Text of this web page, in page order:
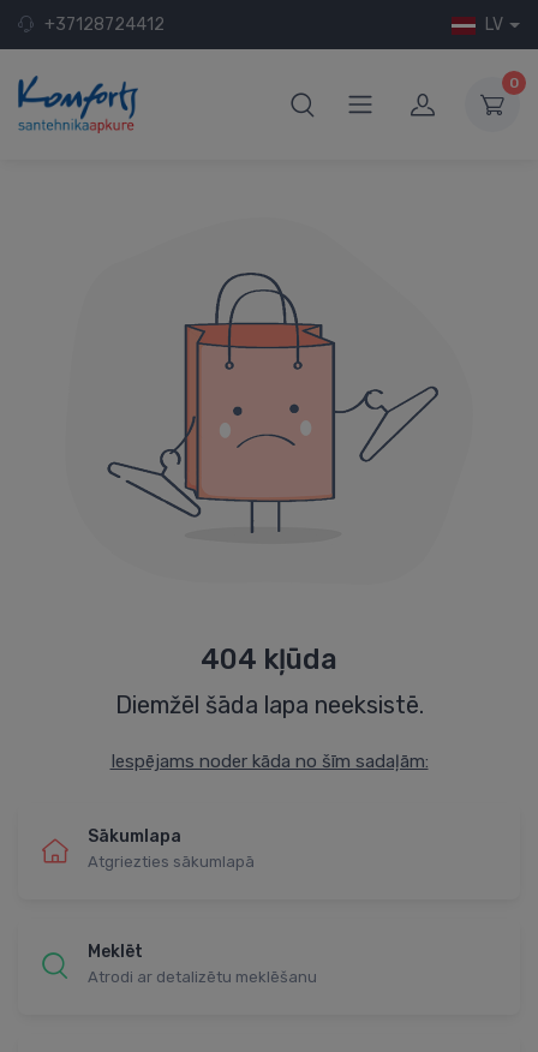
+37128724412 LV
0
404 kļūda
Diemžēl šāda lapa neeksistē.
Iespējams noder kāda no šīm sadaļām:
Sākumlapa
Atgriezties sākumlapā
Meklēt
Atrodi ar detalizētu meklēšanu